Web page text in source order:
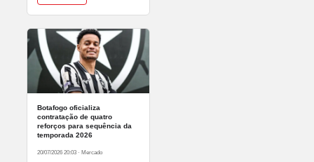
Botafogo oficializa
contratação de quatro
reforços para sequência da
temporada 2026
20/07/2026 20:03 · Mercado